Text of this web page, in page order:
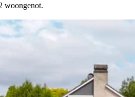
woongenot.